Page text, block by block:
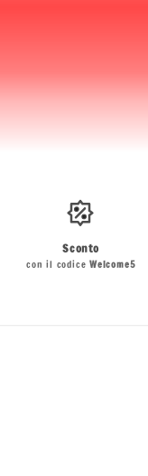
Sconto
con il codiceWelcome5